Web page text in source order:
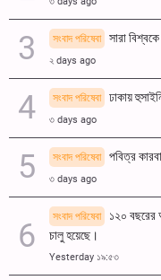
সংবাদ পরিষেবা সারা
২ days ago
সংবাদ পরিষেবা ঢাকায়
৩ days ago
সংবাদ পরিষেবা পবিত্র
৩ days ago
সংবাদ পরিষেবা
১২০ বছরের
চালু হয়েছে।
Yesterday ১৯:৫৩